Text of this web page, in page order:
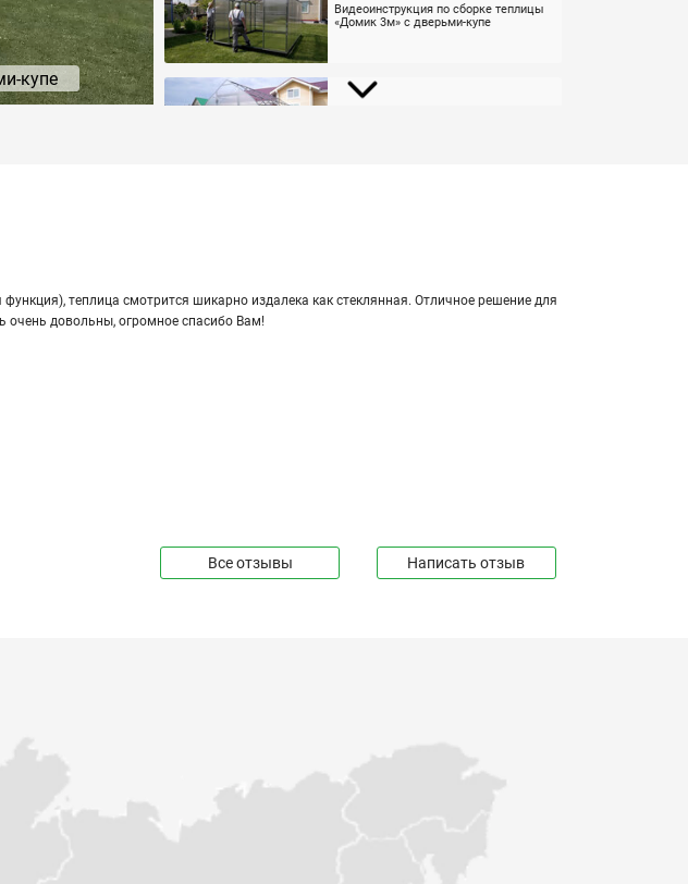
купе
Видеоинструкция по сборке теплицы
«Домик 3м» с дверьми-купе
Видеоинструкция по сборке теплицы
Видеоинструкция по установке
автоматической форточки
Видеоинструкция по сборке теплицы
теп­ли­ца смот­рит­ся ши­кар­но из­да­ле­ка как стек­лян­ная. От­лич­ное ре­ше­ние для
очень до­воль­ны, огром­ное спа­си­бо Вам!
Написать отзыв
Все отзывы